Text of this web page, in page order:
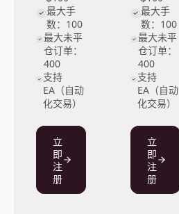
最大手
数：100
最大未平
仓订单：
400
支持
EA（自动
化交易）
立
即
注
册
最大手
数：100
最大未平
仓订单：
400
支持
EA（自动
化交易）
立
即
注
册